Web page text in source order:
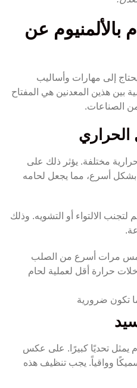
بالألمنيوم عن
إلى مهارات وأساليب
بين هذين المعدنين هي المفتاح
الصناعات.
مختلفة. يؤثر ذلك على
بشكل أسرع، مما يجعل لحامه
الالتواء أو التشويه. وذلك
بخمس مرات أسرع من الصلب
حرارة أقل لعملية لحام
تكون ضرورية
يمثل تحديًا كبيرًا. على عكس
سميكًا وواقياً. يجب تنظيف هذه